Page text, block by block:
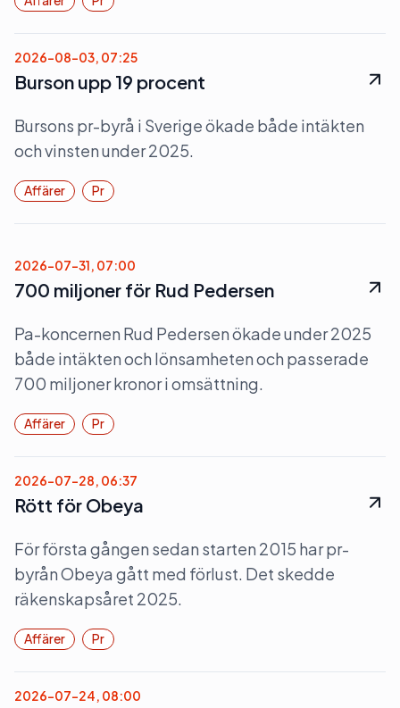
2026-08-03, 07:25
Burson upp 19 procent
Bursons pr-byrå i Sverige ökade både intäkten
och vinsten under 2025.
Affärer Pr
2026-07-31, 07:00
700 miljoner för Rud Pedersen
Pa-koncernen Rud Pedersen ökade under 2025
både intäkten och lönsamheten och passerade
700 miljoner kronor i omsättning.
Affärer Pr
2026-07-28, 06:37
Rött för Obeya
För första gången sedan starten 2015 har pr-
byrån Obeya gått med förlust. Det skedde
räkenskapsåret 2025.
Affärer Pr
2026-07-24, 08:00